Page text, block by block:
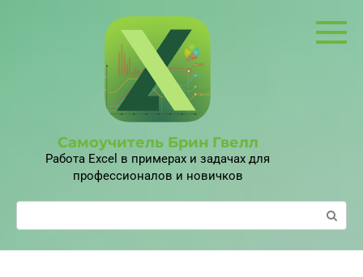
Самоучитель Брин Гвелл
Работа Excel в примерах и задачах для
профессионалов и новичков
Поиск: